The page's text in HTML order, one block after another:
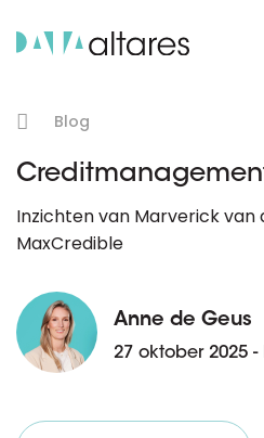
Blog
Inzichten van Marverick van
MaxCredible
Anne de Geus
27 oktober 2025